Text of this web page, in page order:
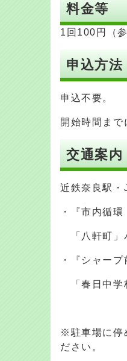
料金等
1回100円（参
申込方法
申込不要。
開始時間ま
交通案内
近鉄奈良駅・
・『市内循
「八軒町」
・『シャー
「春日中学
※駐車場に停
ださい。